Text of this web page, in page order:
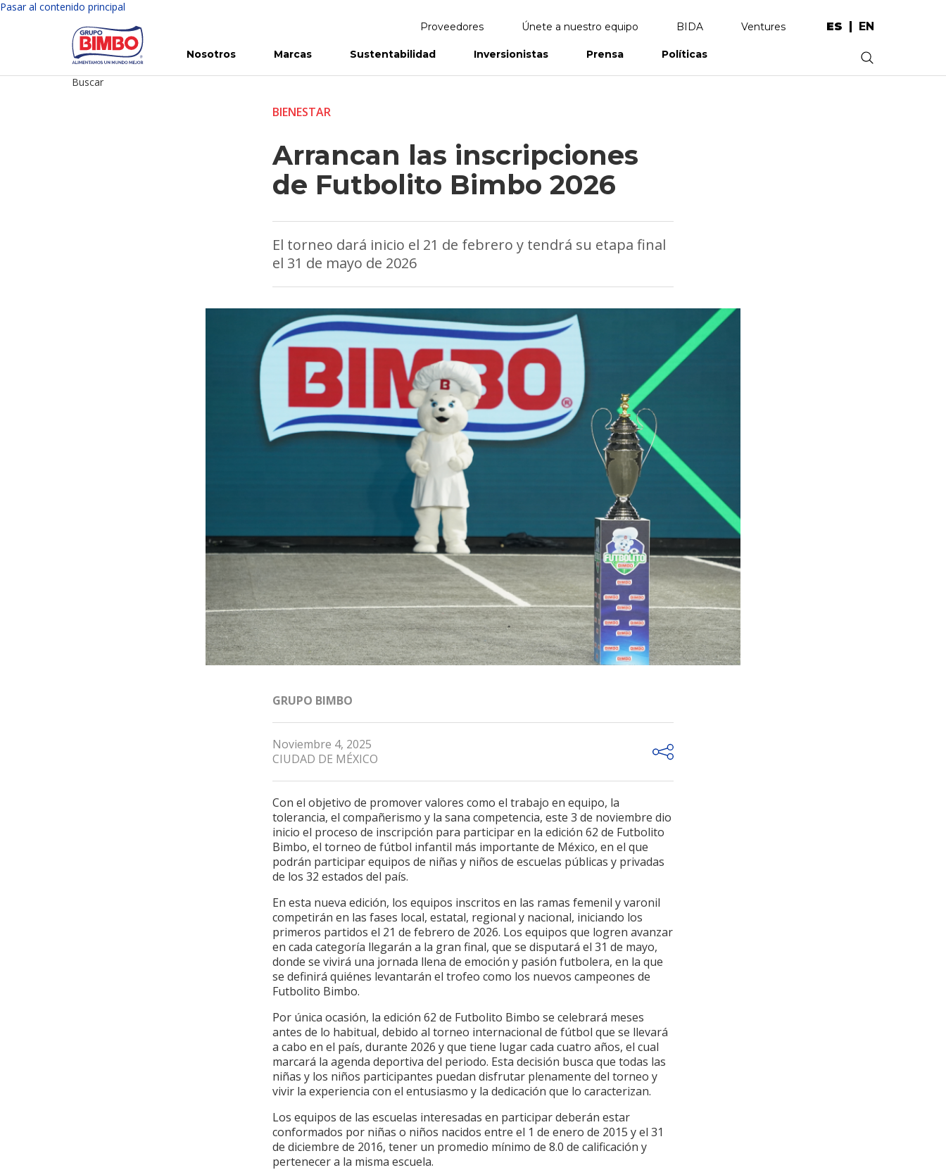
Pasar al contenido principal
Proveedores Únete a nuestro equipo BIDA Ventures ES EN
Nosotros Marcas Sustentabilidad Inversionistas Prensa Políticas
Buscar
.
BIENESTAR
Arrancan las inscripciones
de Futbolito Bimbo 2026
El torneo dará inicio el 21 de febrero y tendrá su etapa final
el 31 de mayo de 2026
GRUPO BIMBO
Noviembre 4, 2025
CIUDAD DE MÉXICO
Con el objetivo de promover valores como el trabajo en equipo, la
tolerancia, el compañerismo y la sana competencia, este 3 de noviembre dio
inicio el proceso de inscripción para participar en la edición 62 de Futbolito
Bimbo, el torneo de fútbol infantil más importante de México, en el que
podrán participar equipos de niñas y niños de escuelas públicas y privadas
de los 32 estados del país.
En esta nueva edición, los equipos inscritos en las ramas femenil y varonil
competirán en las fases local, estatal, regional y nacional, iniciando los
primeros partidos el 21 de febrero de 2026. Los equipos que logren avanzar
en cada categoría llegarán a la gran final, que se disputará el 31 de mayo,
donde se vivirá una jornada llena de emoción y pasión futbolera, en la que
se definirá quiénes levantarán el trofeo como los nuevos campeones de
Futbolito Bimbo.
Por única ocasión, la edición 62 de Futbolito Bimbo se celebrará meses
antes de lo habitual, debido al torneo internacional de fútbol que se llevará
a cabo en el país, durante 2026 y que tiene lugar cada cuatro años, el cual
marcará la agenda deportiva del periodo. Esta decisión busca que todas las
niñas y los niños participantes puedan disfrutar plenamente del torneo y
vivir la experiencia con el entusiasmo y la dedicación que lo caracterizan.
Los equipos de las escuelas interesadas en participar deberán estar
conformados por niñas o niños nacidos entre el 1 de enero de 2015 y el 31
de diciembre de 2016, tener un promedio mínimo de 8.0 de calificación y
pertenecer a la misma escuela.